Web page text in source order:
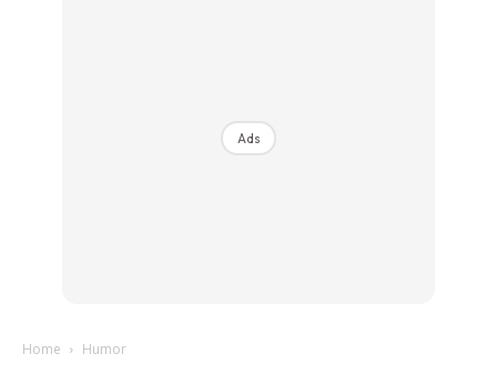
Ads
Home Humor